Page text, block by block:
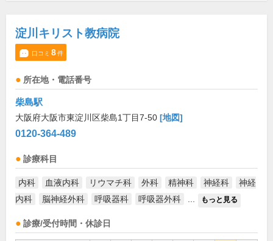
淀川キリスト教病院
口コミ 8件
所在地・電話番号
柴島駅
大阪府大阪市東淀川区柴島1丁目7-50 [地図]
0120-364-489
診療科目
内科 血液内科 リウマチ科 外科 精神科 神経科
神経
内科
脳神経外科 呼吸器科 呼吸器外科 もっと見る
診療/受付時間・休診日